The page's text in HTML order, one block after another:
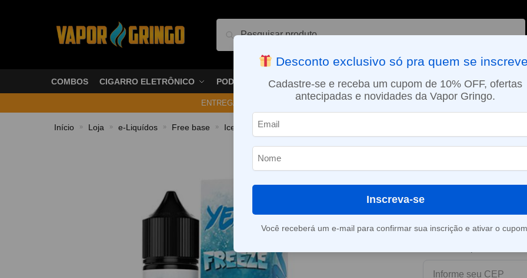
Pesquisar
COMBOS CIGARRO ELETRÔNICO PODS VAPORIZADOR DE ERVAS E-LIQUÍDOS NICOTINA ORAL
ENTREGA NO MESMO DIA EM SÃO PAULO (SEG A SEX): PEDIDOS APROVADOS ATÉ
Início » Loja » e-Liquídos » Free base » Ice Líquido Yeah – Freeze – Black Grape Freeze
Líquido Yeah
Black Grape
Este produto está fora
Consultar prazo e valor
Desconto exclusivo só pra quem se
Cadastre-se e receba um cupom de 10% OFF, ofertas
antecipadas e novidades da Vapor Gringo.
Inscreva-se
Você receberá um e-mail para confirmar sua inscrição e ativar o